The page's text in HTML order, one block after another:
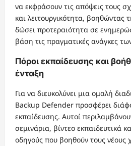
να εκφράσουν τις απόψεις τους
και λειτουργικότητα, βοηθώντας
δώσει προτεραιότητα σε
βάση τις πραγματικές ανάγκες
Πόροι εκπαίδευσης και
ένταξη
Για να διευκολύνει μια ομαλή
Backup Defender προσφέρει
εκπαίδευσης. Αυτοί
σεμινάρια, βίντεο εκπαιδευτικά
οδηγούς που βοηθούν τους νέους